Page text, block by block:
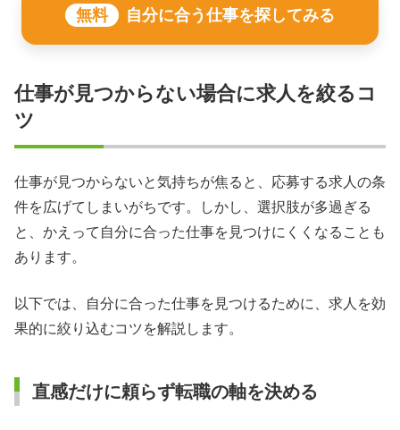
無料 自分に合う仕事を探してみる
仕事が見つからない場合に求人を絞るコ
ツ
仕事が見つからないと気持ちが焦ると、応募する求人の条
件を広げてしまいがちです。しかし、選択肢が多過ぎる
と、かえって自分に合った仕事を見つけにくくなることも
あります。
以下では、自分に合った仕事を見つけるために、求人を効
果的に絞り込むコツを解説します。
直感だけに頼らず転職の軸を決める